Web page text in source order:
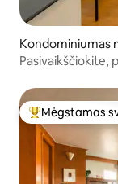
Kondominiumas
Pasivaikščiokite,
Svečių
Mėgstamas